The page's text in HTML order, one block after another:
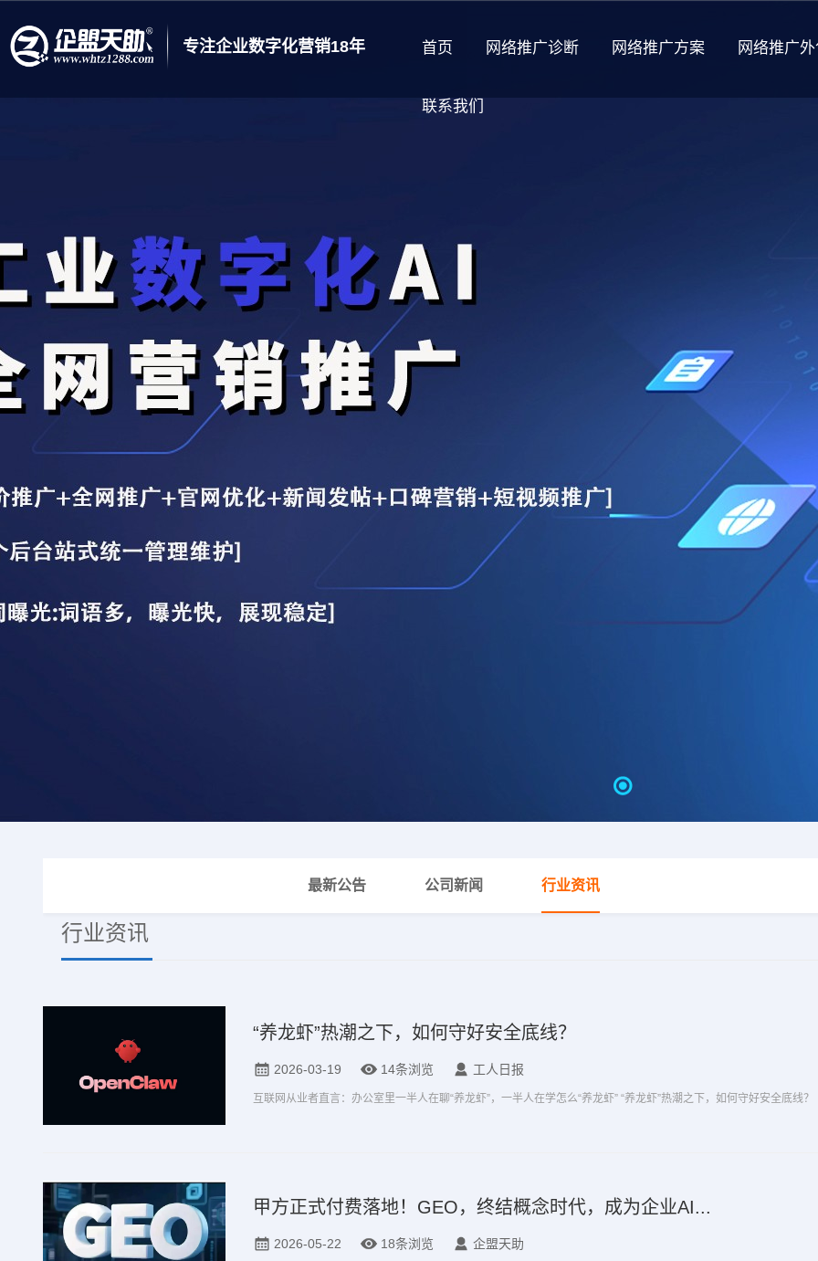
专注企业数字化营销18年 首页 网络推广诊断 网络推广方案 网络推广
联系我们
最新公告 公司新闻 行业资讯
行业资讯
“养龙虾”热潮之下，如何守好安全底线？
2026-03-19 14条浏览 工人日报
互联网从业者直言：办公室里一半人在聊“养龙虾”，一半人在学怎么“养龙虾” “养龙虾”热潮之下，如何守好安全底线？
甲方正式付费落地！GEO，终结概念时代，成为企业AI...
2026-05-22 18条浏览 企盟天助